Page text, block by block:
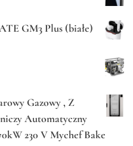
GM3 Plus (białe)
Gazowy , Z
Automatyczny
230 V Mychef Bake